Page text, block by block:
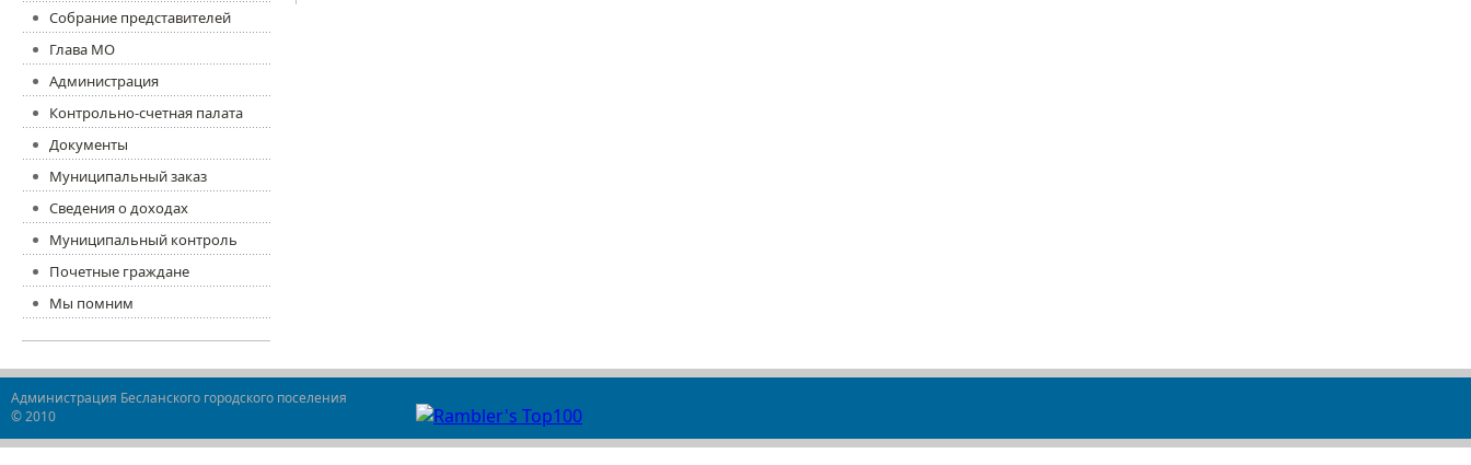
Собрание представителей
Глава МО
Администрация
Контрольно-счетная палата
Документы
Муниципальный заказ
Сведения о доходах
Муниципальный контроль
Почетные граждане
Мы помним
Администрация Бесланского городского поселения
© 2010